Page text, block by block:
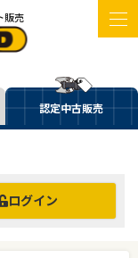
販売
認定中古販売
ログイン